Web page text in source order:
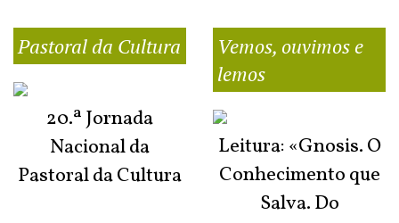
Pastoral da Cultura
20.ª Jornada
Nacional da
Pastoral da Cultura
Vemos, ouvimos e
lemos
Leitura: «Gnosis. O
Conhecimento que
Salva. Do